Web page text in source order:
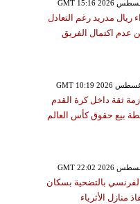
ريال مدريد رغم التعادل
عدم اكتمال الفريق
أزمة ثقة داخل كرة القدم
بيع حقوق كأس العالم
الفرنسي بالتضحية بسكان
منازل الأثرياء